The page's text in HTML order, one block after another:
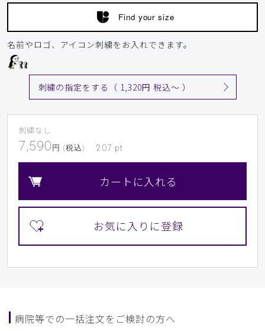
Find your size
名前やロゴ、アイコン刺繍をお入れできます。
刺繍の指定をする（ 1,320円 税込〜 ）
刺繍なし
7,590 円 (税込) 207 pt
カートに入れる
病院等での一括注文をご検討の方へ